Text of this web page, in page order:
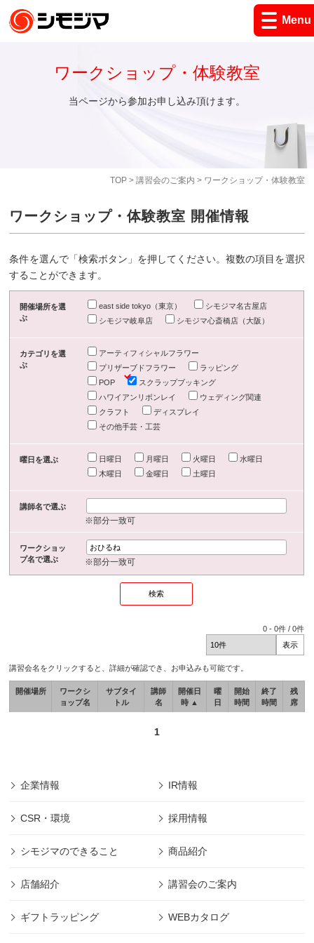
Menu
TOP> 講習会のご案内 > ワークショップ・体験教室
ワークショップ・体験教室
当ページから参加お申し込み頂けます。
ワークショップ・体験教室 開催情報
条件を選んで「検索ボタン」を押してください。複数の項目を選択
することができます。
開催場所を選
ぶ
east side tokyo（東京）
シモジマ名古屋店
シモジマ岐阜店
シモジマ心斎橋店（大阪）
カテゴリを選
ぶ
アーティフィシャルフラワー
プリザーブドフラワー
ラッピング
POP
スクラップブッキング
ハワイアンリボンレイ
ウェディング関連
クラフト
ディスプレイ
その他手芸・工芸
曜日を選ぶ 日曜日 月曜日 火曜日
水曜日
木曜日
金曜日 土曜日
講師名で選ぶ
※部分一致可
ワークショッ
プ名で選ぶ
※部分一致可
0 -0件 /0件
講習会名をクリックすると、詳細が確認でき、お申込みも可能です。
開催場所
ワークシ
ョップ名
サブタイ
トル
講師
名
開催日
時 ▲
曜
日
開始
時間
終了
時間
残
席
1
企業情報 IR情報
CSR・環境 採用情報
シモジマのできること 商品紹介
店舗紹介 講習会のご案内
ギフトラッピング WEBカタログ